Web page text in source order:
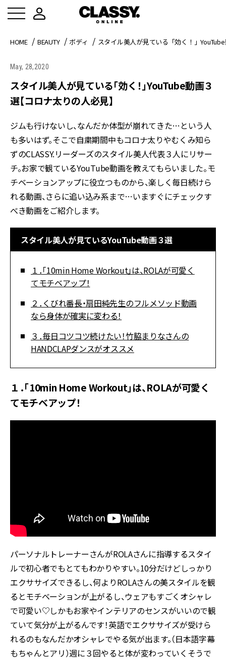
HOME BEAUTY ボディ スタイル美人が見ている「効く！」
May, 28,2020
スタイル美人が見ている「効く！」YouTube動画３
選【コロナ太りの人必見】
ジムも行けないし、なんだか体型が崩れてきた…という人
も多いはず。そこで自粛期間中もコロナ太りやむくみ知ら
ずのCLASSY.リーダーズのスタイル美人代表３人にリサー
チ。お家で観ているYouTube動画を教えてもらいました。モ
チベーションアップに役立つものから、楽しく毎日続けら
れる動画、さらに追い込み系まで…いますぐにチェックす
べき動画をご紹介します。
スタイル美人が見ているYouTube動画３選
１．「10min Home Workout」は、ROLAが可愛く
てモチベアップ！
２．くびれ番長・扇田純先生のフルメソッド動画
なら身体が確実に変わる！
３．毎日コツコツ続けたい！竹脇まりなさんの
HANDCLAPダンスがオススメ
１．「10min Home Workout」は、ROLAが可愛く
てモチベアップ！
パーソナルトレーナーさんがROLAさんに指導するスタイ
ルで初心者でもとてもわかりやすい。10分だけどしっかり
エクササイズできるし、何よりROLAさんの美スタイルを観
るとモチベーションが上がるし、ウェアもすごくオシャレ
で可愛い♡しかもお家やインテリアのセンスがいいので観
ていて気分が上がるんです！英語でエクササイズが受けら
れるのもなんだかオシャレでやる気が出ます。（日本語字幕
もちゃんとアリ）週に３回やると体が変わっていくそうで